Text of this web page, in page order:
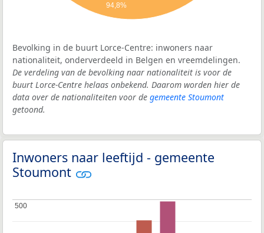
94,8%
Bevolking in de buurt Lorce-Centre: inwoners naar
nationaliteit, onderverdeeld in Belgen en vreemdelingen.
De verdeling van de bevolking naar nationaliteit is voor de
buurt Lorce-Centre helaas onbekend. Daarom worden hier de
data over de nationaliteiten voor de gemeente Stoumont
getoond.
Inwoners naar leeftijd - gemeente
Stoumont
500
500